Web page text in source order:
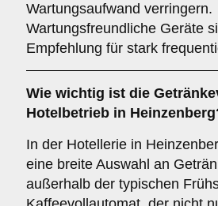
Wartungsaufwand verringern.
Wartungsfreundliche Geräte
Empfehlung für stark
Wie wichtig ist die
Hotelbetrieb in
In der Hotellerie in
eine breite Auswahl an
außerhalb der typischen